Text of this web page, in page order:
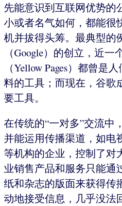
先能意识到互联网优势的
小或者名气如何，都能很
机并拔得头筹。最典型的
（Google）的创立，近一
（Yellow Pages）都曾是
料的工具；而现在，谷歌
要工具。
在传统的“一对多”交流中
并能运用传播渠道，如电
等机构的企业，控制了对
业销售产品和服务只能通
纸和杂志的版面来获得传
动地接受信息，几乎没法